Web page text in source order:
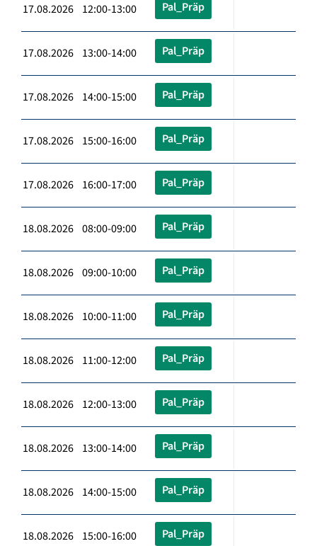
17.08.2026 12:00-13:00 Pal_Präp
17.08.2026 13:00-14:00 Pal_Präp
17.08.2026 14:00-15:00 Pal_Präp
17.08.2026 15:00-16:00 Pal_Präp
17.08.2026 16:00-17:00 Pal_Präp
18.08.2026 08:00-09:00 Pal_Präp
18.08.2026 09:00-10:00 Pal_Präp
18.08.2026 10:00-11:00 Pal_Präp
18.08.2026 11:00-12:00 Pal_Präp
18.08.2026 12:00-13:00 Pal_Präp
18.08.2026 13:00-14:00 Pal_Präp
18.08.2026 14:00-15:00 Pal_Präp
18.08.2026 15:00-16:00 Pal_Präp